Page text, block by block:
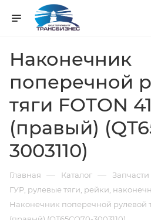
Наконечник
поперечной
тяги FOTON
(правый)
3003110)
Главная — Каталог — Запчасти
ГУР, рулевые тяги, рейки,
Наконечник поперечной рулевой